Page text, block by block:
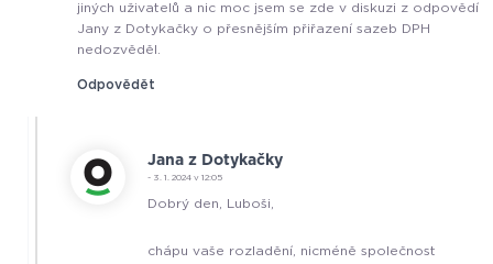
jiných uživatelů a nic moc jsem se zde v diskuzi z odpovědí
Jany z Dotykačky o přesnějším přiřazení sazeb DPH
nedozvěděl.
Odpovědět
Jana z Dotykačky
- 3. 1. 2024 v 12:05
Dobrý den, Luboši,
chápu vaše rozladění, nicméně společnost